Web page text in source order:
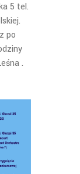
5 tel.
po
.